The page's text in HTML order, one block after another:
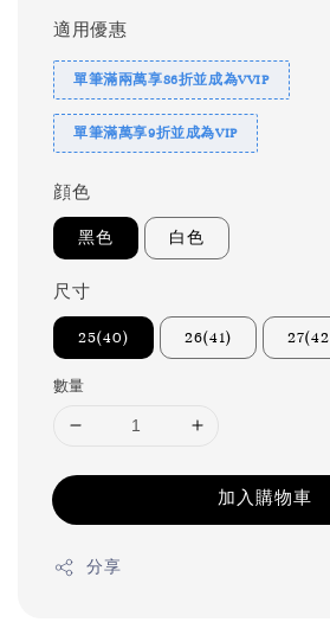
適用優惠
單筆滿兩萬享86折並成為VVIP
單筆滿萬享9折並成為VIP
顔色
黑色 白色
尺寸
25(40) 26(41) 27(42
數量
加入購物車
分享